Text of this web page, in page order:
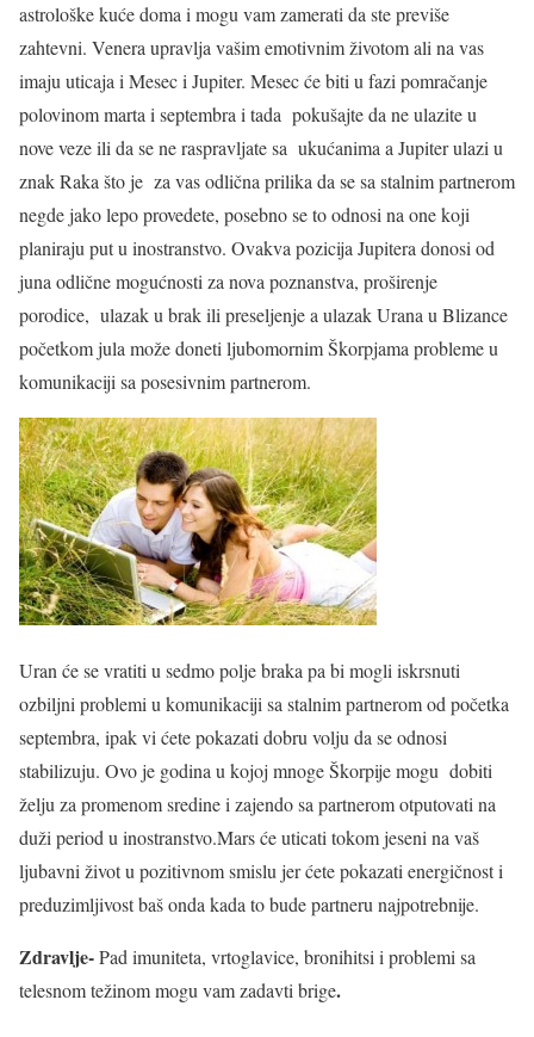
astrološke kuće doma i mogu vam zamerati da ste previše
zahtevni. Venera upravlja vašim emotivnim životom ali na vas
imaju uticaja i Mesec i Jupiter. Mesec će biti u fazi pomračanje
polovinom marta i septembra i tada pokušajte da ne ulazite u
nove veze ili da se ne raspravljate sa ukućanima a Jupiter ulazi u
znak Raka što je za vas odlična prilika da se sa stalnim partnerom
negde jako lepo provedete, posebno se to odnosi na one koji
planiraju put u inostranstvo. Ovakva pozicija Jupitera donosi od
juna odlične mogućnosti za nova poznanstva, proširenje
porodice, ulazak u brak ili preseljenje a ulazak Urana u Blizance
početkom jula može doneti ljubomornim Škorpjama probleme u
komunikaciji sa posesivnim partnerom.
Uran će se vratiti u sedmo polje braka pa bi mogli iskrsnuti
ozbiljni problemi u komunikaciji sa stalnim partnerom od početka
septembra, ipak vi ćete pokazati dobru volju da se odnosi
stabilizuju. Ovo je godina u kojoj mnoge Škorpije mogu dobiti
želju za promenom sredine i zajendo sa partnerom otputovati na
duži period u inostranstvo.Mars će uticati tokom jeseni na vaš
ljubavni život u pozitivnom smislu jer ćete pokazati energičnost i
preduzimljivost baš onda kada to bude partneru najpotrebnije.
Zdravlje-Pad imuniteta, vrtoglavice, bronihitsi i problemi sa
telesnom težinom mogu vam zadavti brige.